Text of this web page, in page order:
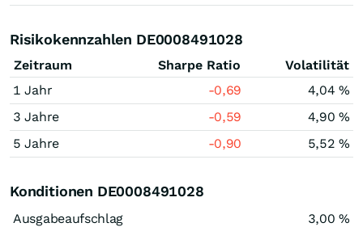
Risikokennzahlen DE0008491028
Zeitraum Sharpe Ratio
Volatilität
1 Jahr
-0,69
4,04 %
3 Jahre
-0,59
4,90 %
5 Jahre
-0,90 5,52 %
Konditionen DE0008491028
Ausgabeaufschlag
3,00 %